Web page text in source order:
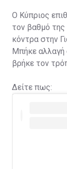
Ο Κύπριος
τον βαθμό της
κόντρα στην
Μπήκε αλλαγή
βρήκε τον
Δείτε πως: